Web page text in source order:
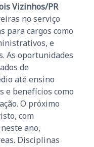
Vizinhos/PR
no serviço
para cargos como
e
As oportunidades
de
até ensino
e benefícios como
O próximo
com
ano,
Disciplinas